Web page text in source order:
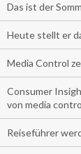
Das ist der
Heute stellt er
Media Control
Consumer
von media
Reiseführer